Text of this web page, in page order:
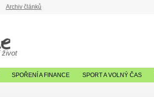
Archiv článků
život
SPOŘENÍ A FINANCE SPORT A VOLNÝ ČAS